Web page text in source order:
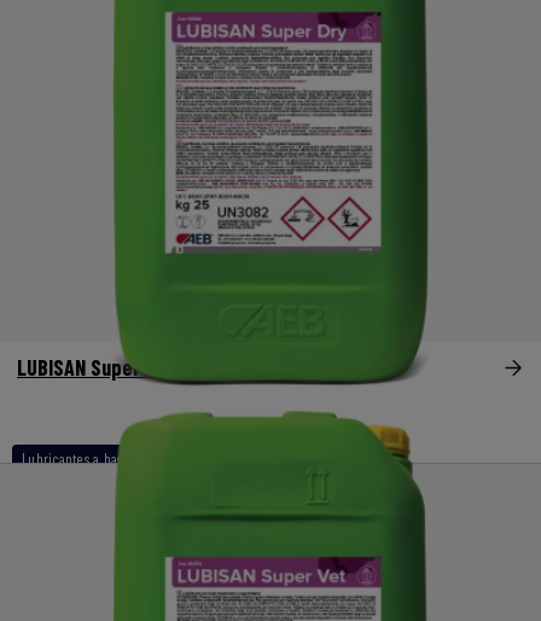
Lubricantes a base de aminas
LUBISAN Super Dry